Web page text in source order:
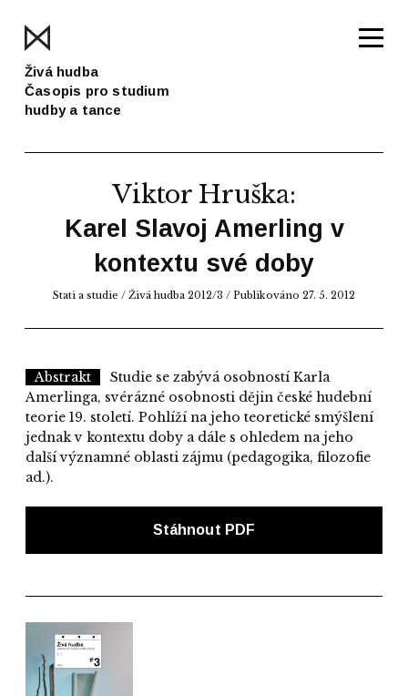
Živá hudba
Časopis pro studium
hudby a tance
Viktor Hruška:
Karel Slavoj Amerling v
kontextu své doby
Stati a studie / Živá hudba 2012/3 / Publikováno 27. 5. 2012
Abstrakt
Studie se zabývá osobností Karla
Amerlinga, svérázné osobnosti dějin české hudební
teorie 19. století. Pohlíží na jeho teoretické smýšlení
jednak v kontextu doby a dále s ohledem na jeho
další významné oblasti zájmu (pedagogika, filozofie
ad.).
Stáhnout PDF